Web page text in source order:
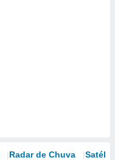
Radar de Chuva